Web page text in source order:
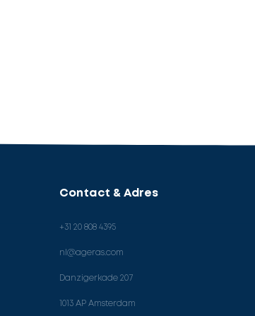
Contact & Adres
+31 20 808 4395
nl@ageras.com
Danzigerkade 207
1013 AP Amsterdam